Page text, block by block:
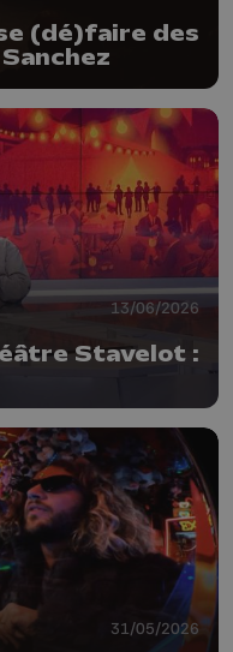
(dé)faire des
13/06/2026
Stavelot :
31/05/2026